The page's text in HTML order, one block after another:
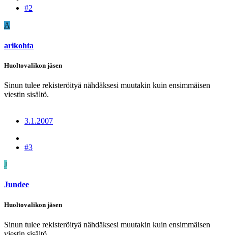
#2
A
arikohta
Huoltovalikon jäsen
Sinun tulee rekisteröityä nähdäksesi muutakin kuin ensimmäisen
viestin sisältö.
3.1.2007
#3
J
Jundee
Huoltovalikon jäsen
Sinun tulee rekisteröityä nähdäksesi muutakin kuin ensimmäisen